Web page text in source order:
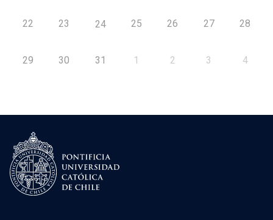
22 23 24 25 26 27 28
29 30 31 1 2 3 4